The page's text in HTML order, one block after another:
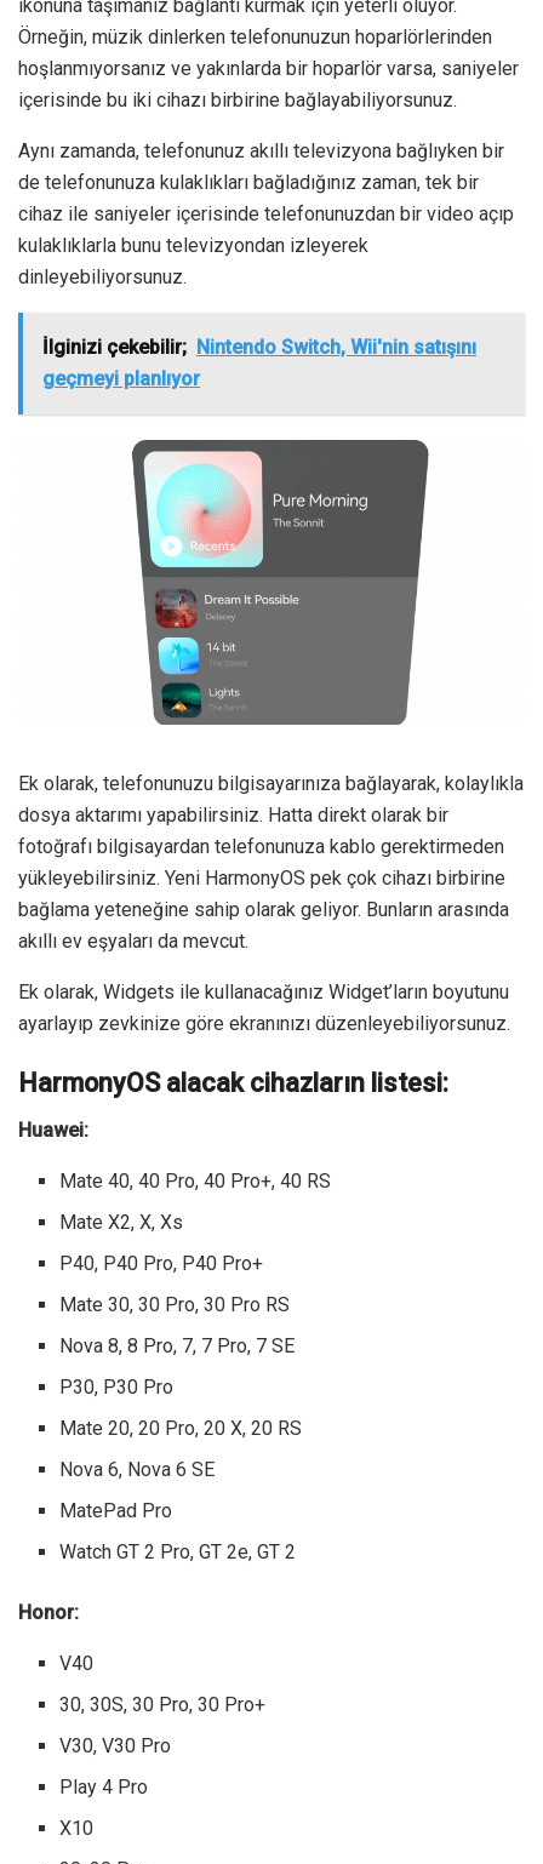
ikonuna taşımanız bağlantı kurmak için yeterli oluyor.
Örneğin, müzik dinlerken telefonunuzun hoparlörlerinden
hoşlanmıyorsanız ve yakınlarda bir hoparlör varsa, saniyeler
içerisinde bu iki cihazı birbirine bağlayabiliyorsunuz.
Aynı zamanda, telefonunuz akıllı televizyona bağlıyken bir
de telefonunuza kulaklıkları bağladığınız zaman, tek bir
cihaz ile saniyeler içerisinde telefonunuzdan bir video açıp
kulaklıklarla bunu televizyondan izleyerek
dinleyebiliyorsunuz.
İlginizi çekebilir; Nintendo Switch, Wii'nin satışını
geçmeyi planlıyor
Ek olarak, telefonunuzu bilgisayarınıza bağlayarak, kolaylıkla
dosya aktarımı yapabilirsiniz. Hatta direkt olarak bir
fotoğrafı bilgisayardan telefonunuza kablo gerektirmeden
yükleyebilirsiniz. Yeni HarmonyOS pek çok cihazı birbirine
bağlama yeteneğine sahip olarak geliyor. Bunların arasında
akıllı ev eşyaları da mevcut.
Ek olarak, Widgets ile kullanacağınız Widget’ların boyutunu
ayarlayıp zevkinize göre ekranınızı düzenleyebiliyorsunuz.
HarmonyOS alacak cihazların listesi:
Huawei:
Mate 40, 40 Pro, 40 Pro+, 40 RS
Mate X2, X, Xs
P40, P40 Pro, P40 Pro+
Mate 30, 30 Pro, 30 Pro RS
Nova 8, 8 Pro, 7, 7 Pro, 7 SE
P30, P30 Pro
Mate 20, 20 Pro, 20 X, 20 RS
Nova 6, Nova 6 SE
MatePad Pro
Watch GT 2 Pro, GT 2e, GT 2
Honor:
V40
30, 30S, 30 Pro, 30 Pro+
V30, V30 Pro
Play 4 Pro
X10